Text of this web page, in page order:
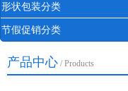
形状包装分类
节假促销分类
产品中心 / Products